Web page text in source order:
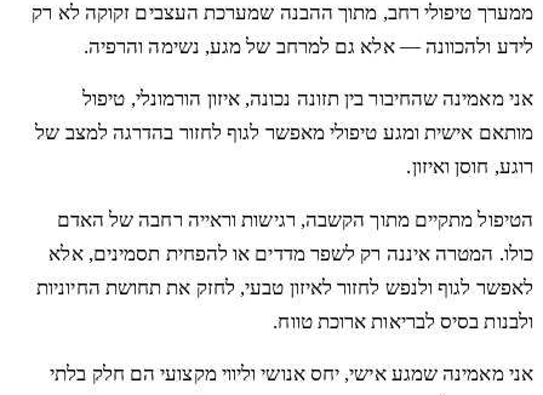
ממערך טיפולי רחב, מתוך ההבנה שמערכת העצבים זקוקה לא רק
לידע ולהכוונה — אלא גם למרחב של מגע, נשימה והרפיה.
אני מאמינה שהחיבור בין תזונה נכונה, איזון הורמונלי, טיפול
מותאם אישית ומגע טיפולי מאפשר לגוף לחזור בהדרגה למצב של
רוגע, חוסן ואיזון.
הטיפול מתקיים מתוך הקשבה, רגישות וראייה רחבה של האדם
כולו. המטרה איננה רק לשפר מדדים או להפחית תסמינים, אלא
לאפשר לגוף ולנפש לחזור לאיזון טבעי, לחזק את תחושת החיוניות
ולבנות בסיס לבריאות ארוכת טווח.
אני מאמינה שמגע אישי, יחס אנושי וליווי מקצועי הם חלק בלתי